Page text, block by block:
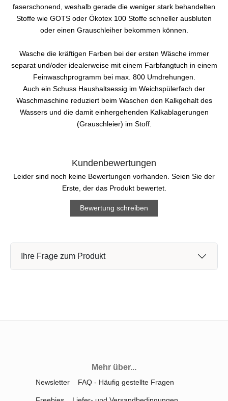
faserschonend, weshalb gerade die weniger stark behandelten
Stoffe wie GOTS oder Ökotex 100 Stoffe schneller ausbluten
oder einen Grauschleiher bekommen können.
Wasche die kräftigen Farben bei der ersten Wäsche immer
separat und/oder idealerweise mit einem Farbfangtuch in einem
Feinwaschprogramm bei max. 800 Umdrehungen.
Auch ein Schuss Haushaltsessig im Weichspülerfach der
Waschmaschine reduziert beim Waschen den Kalkgehalt des
Wassers und die damit einhergehenden Kalkablagerungen
(Grauschleier) im Stoff.
Kundenbewertungen
Leider sind noch keine Bewertungen vorhanden. Seien Sie der
Erste, der das Produkt bewertet.
Bewertung schreiben
Ihre Frage zum Produkt
Mehr über...
Newsletter FAQ - Häufig gestellte Fragen